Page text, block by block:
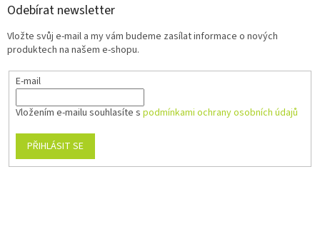
Odebírat newsletter
Vložte svůj e-mail a my vám budeme zasílat informace o nových
produktech na našem e-shopu.
E-mail
Vložením e-mailu souhlasíte s podmínkami ochrany osobních údajů
PŘIHLÁSIT SE